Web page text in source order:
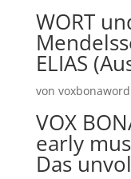
WORT
ELIAS
von
VOX
early
Das